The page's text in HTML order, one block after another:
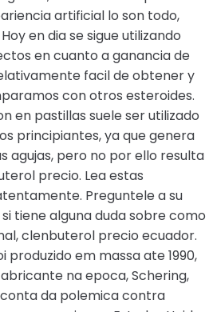
artificial lo son todo,
en dia se sigue utilizando
en cuanto a ganancia de
facil de obtener y
con otros esteroides.
en pastillas suele ser utilizado
principiantes, ya que genera
agujas, pero no por ello resulta
precio. Lea estas
Preguntele a su
tiene alguna duda sobre como
clenbuterol precio ecuador.
produzido em massa ate 1990,
na epoca, Schering,
da polemica contra